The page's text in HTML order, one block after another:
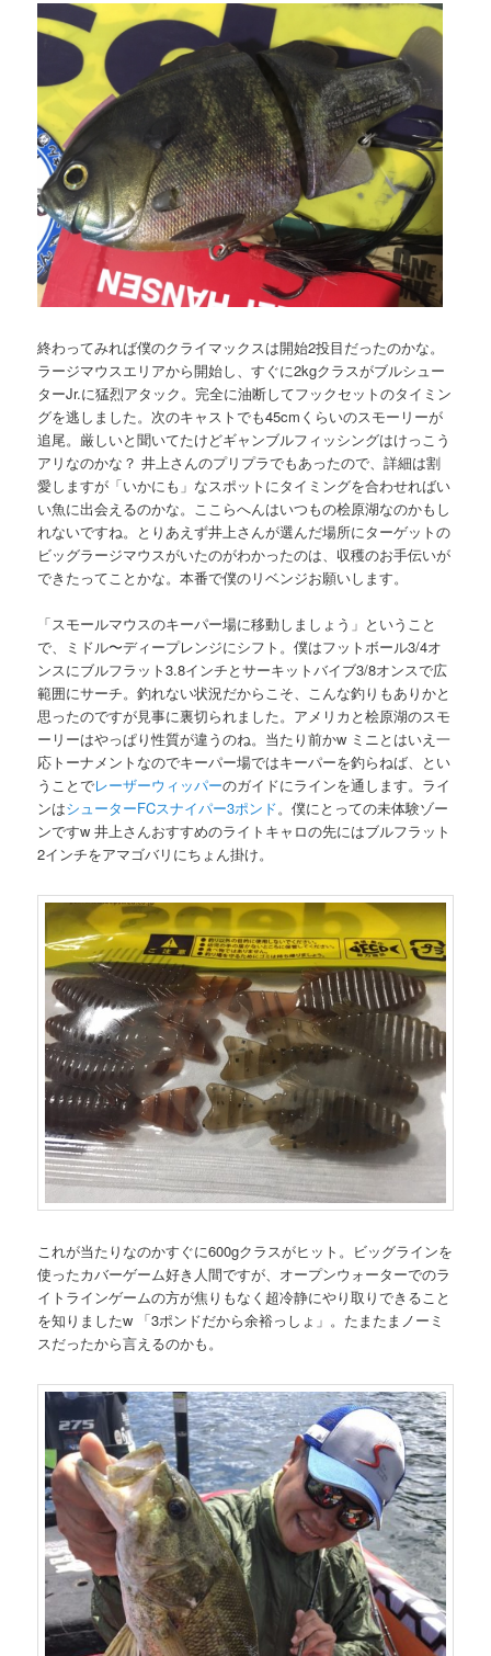
終わってみれば僕のクライマックスは開始2投目だったのかな。
ラージマウスエリアから開始し、すぐに2kgクラスがブルシュー
ターJr.に猛烈アタック。完全に油断してフックセットのタイミン
グを逃しました。次のキャストでも45cmくらいのスモーリーが
追尾。厳しいと聞いてたけどギャンブルフィッシングはけっこう
アリなのかな？ 井上さんのプリプラでもあったので、詳細は割
愛しますが「いかにも」なスポットにタイミングを合わせればい
い魚に出会えるのかな。ここらへんはいつもの桧原湖なのかもし
れないですね。とりあえず井上さんが選んだ場所にターゲットの
ビッグラージマウスがいたのがわかったのは、収穫のお手伝いが
できたってことかな。本番で僕のリベンジお願いします。
「スモールマウスのキーパー場に移動しましょう」ということ
で、ミドル〜ディープレンジにシフト。僕はフットボール3/4オ
ンスにブルフラット3.8インチとサーキットバイブ3/8オンスで広
範囲にサーチ。釣れない状況だからこそ、こんな釣りもありかと
思ったのですが見事に裏切られました。アメリカと桧原湖のスモ
ーリーはやっぱり性質が違うのね。当たり前かw ミニとはいえ一
応トーナメントなのでキーパー場ではキーパーを釣らねば、とい
うことでレーザーウィッパーのガイドにラインを通します。ライ
ンはシューターFCスナイパー3ポンド。僕にとっての未体験ゾー
ンですw 井上さんおすすめのライトキャロの先にはブルフラット
2インチをアマゴバリにちょん掛け。
これが当たりなのかすぐに600gクラスがヒット。ビッグラインを
使ったカバーゲーム好き人間ですが、オープンウォーターでのラ
イトラインゲームの方が焦りもなく超冷静にやり取りできること
を知りましたw 「3ポンドだから余裕っしょ」。たまたまノーミ
スだったから言えるのかも。